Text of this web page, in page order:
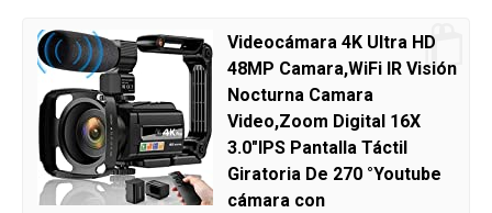
Videocámara 4K Ultra HD
48MP Camara,WiFi IR Visión
Nocturna Camara
Video,Zoom Digital 16X
3.0"IPS Pantalla Táctil
Giratoria De 270 °Youtube
cámara con